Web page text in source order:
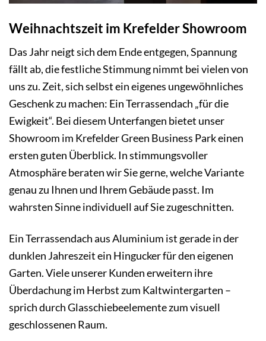
Weihnachtszeit im Krefelder Showroom
Das Jahr neigt sich dem Ende entgegen, Spannung
fällt ab, die festliche Stimmung nimmt bei vielen von
uns zu. Zeit, sich selbst ein eigenes ungewöhnliches
Geschenk zu machen: Ein Terrassendach „für die
Ewigkeit“. Bei diesem Unterfangen bietet unser
Showroom im Krefelder Green Business Park einen
ersten guten Überblick. In stimmungsvoller
Atmosphäre beraten wir Sie gerne, welche Variante
genau zu Ihnen und Ihrem Gebäude passt. Im
wahrsten Sinne individuell auf Sie zugeschnitten.
Ein Terrassendach aus Aluminium ist gerade in der
dunklen Jahreszeit ein Hingucker für den eigenen
Garten. Viele unserer Kunden erweitern ihre
Überdachung im Herbst zum Kaltwintergarten –
sprich durch Glasschiebeelemente zum visuell
geschlossenen Raum.